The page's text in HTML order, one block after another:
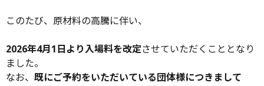
このたび、原材料の高騰に伴い、
2026年4月1日より入場料を改定させていただくこととなり
ました。
なお、 既にご予約をいただいている団体様につきまして